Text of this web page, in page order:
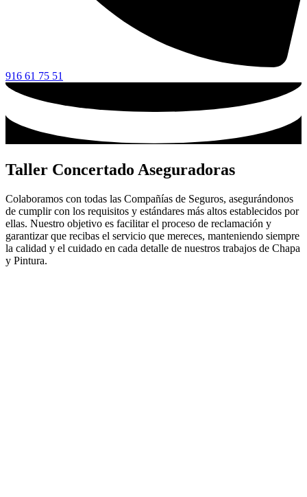
916 61 75 51
Taller Concertado Aseguradoras
Colaboramos con todas las Compañías de Seguros, asegurándonos
de cumplir con los requisitos y estándares más altos establecidos por
ellas. Nuestro objetivo es facilitar el proceso de reclamación y
garantizar que recibas el servicio que mereces, manteniendo siempre
la calidad y el cuidado en cada detalle de nuestros trabajos de Chapa
y Pintura.